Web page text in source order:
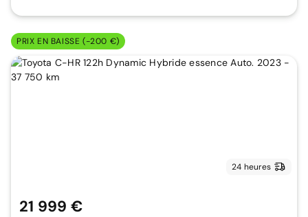
PRIX EN BAISSE (-200 €)
24 heures
21 999 €